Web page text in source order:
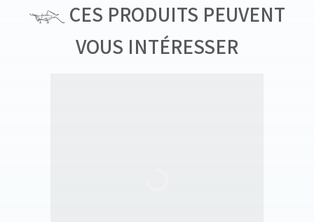
CES PRODUITS PEUVENT
VOUS INTÉRESSER